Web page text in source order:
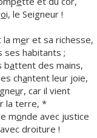
oi, le Seigneur !
la mer et sa richesse,
ses habitants ;
battent des mains,
chantent leur joie,
ur, car il vient
r la terre, *
monde avec justice
droiture !